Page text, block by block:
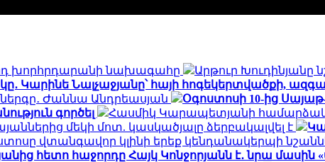
խորհրդարանի նախագահը
Արթուր Խուդինյանը
Կարինե Նալչաջյանը՝ հայի հոգեկերտվածքի,
Ժաննա Անդրեասյան
Օգոստոսի 10-ից
գործել
Հասմիկ Կարապետյանի համարձակ
մեկի մոտ. կասկածյալը ձերբակալվել է
վտանգավոր կլինի երեք կենդանակերպի
հետո հաջորդը Հայկ Կոնջորյանն է․ նրա մասին